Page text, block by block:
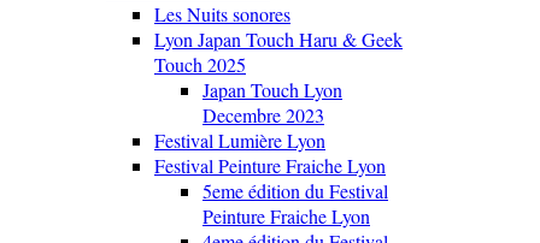
Les Nuits sonores
Lyon Japan Touch Haru & Geek
Touch 2025
Japan Touch Lyon
Decembre 2023
Festival Lumière Lyon
Festival Peinture Fraiche Lyon
5eme édition du Festival
Peinture Fraiche Lyon